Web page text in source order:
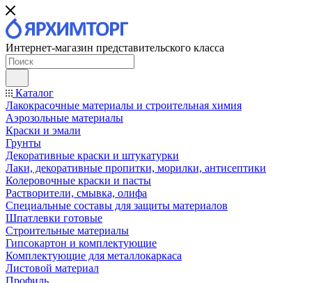
Интернет-магазин представительского класса
Каталог
Лакокрасочные материалы и строительная химия
Аэрозольные материалы
Краски и эмали
Грунты
Декоративные краски и штукатурки
Лаки, декоративные пропитки, морилки, антисептики
Колеровочные краски и пасты
Растворители, смывка, олифа
Специальные составы для защиты материалов
Шпатлевки готовые
Строительные материалы
Гипсокартон и комплектующие
Комплектующие для металлокаркаса
Листовой материал
Профиль